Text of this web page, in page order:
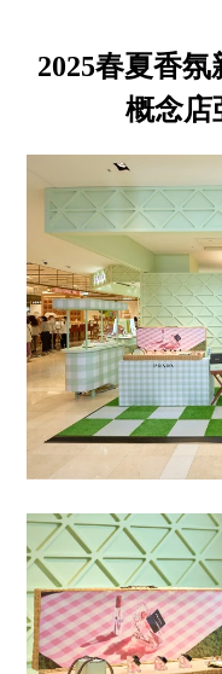
2025春夏香
概念店